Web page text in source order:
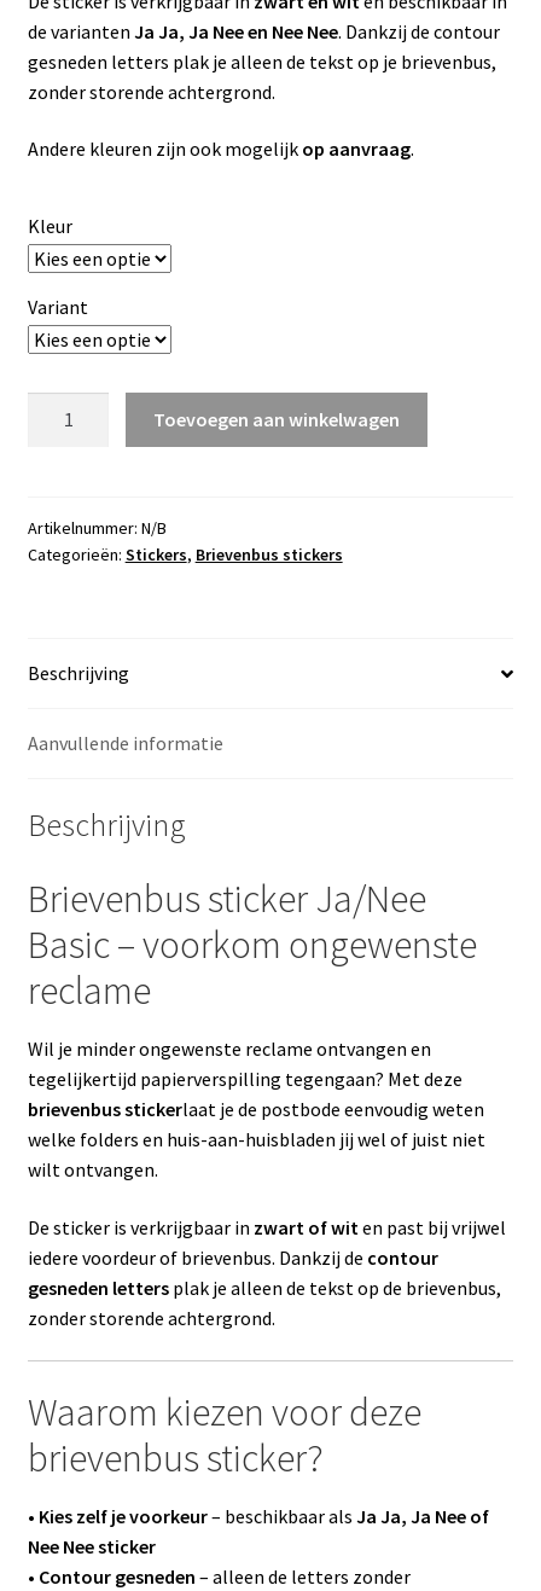
de varianten Ja Ja, Ja Nee en Nee Nee. Dankzij de contour
gesneden letters plak je alleen de tekst op je brievenbus,
zonder storende achtergrond.
Andere kleuren zijn ook mogelijk op aanvraag.
Kleur
Variant
Basic
aantal
Toevoegen aan winkelwagen
Artikelnummer: N/B
Categorieën: Stickers, Brievenbus stickers
Beschrijving
Aanvullende informatie
Beschrijving
Brievenbus sticker Ja/Nee
Basic – voorkom ongewenste
reclame
Wil je minder ongewenste reclame ontvangen en
tegelijkertijd papierverspilling tegengaan? Met deze
brievenbus stickerlaat je de postbode eenvoudig weten
welke folders en huis-aan-huisbladen jij wel of juist niet
wilt ontvangen.
De sticker is verkrijgbaar in zwart of wit en past bij vrijwel
iedere voordeur of brievenbus. Dankzij de contour
gesneden lettersplak je alleen de tekst op de brievenbus,
zonder storende achtergrond.
Waarom kiezen voor deze
brievenbus sticker?
• Kies zelf je voorkeur– beschikbaar als Ja Ja, Ja Nee of
Nee Nee sticker
• Contour gesneden – alleen de letters zonder